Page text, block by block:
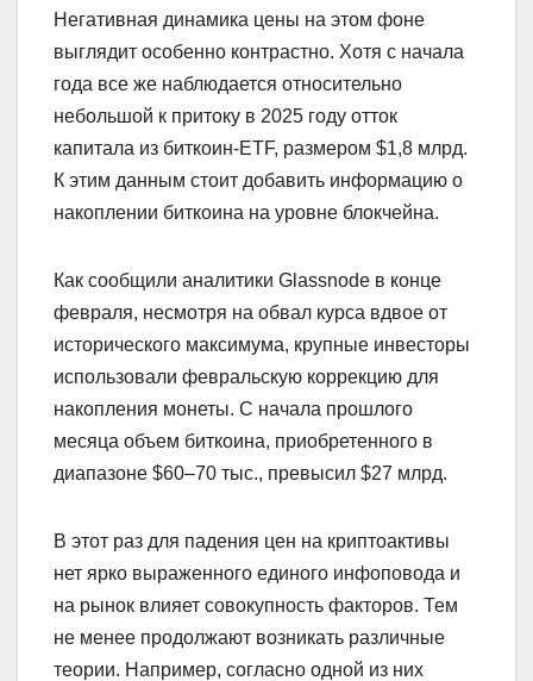
Негативная динамика цены на этом фоне
выглядит особенно контрастно. Хотя с начала
года все же наблюдается относительно
небольшой к притоку в 2025 году отток
капитала из биткоин-ETF, размером $1,8 млрд.
К этим данным стоит добавить информацию о
накоплении биткоина на уровне блокчейна.
Как сообщили аналитики Glassnode в конце
февраля, несмотря на обвал курса вдвое от
исторического максимума, крупные инвесторы
использовали февральскую коррекцию для
накопления монеты. С начала прошлого
месяца объем биткоина, приобретенного в
диапазоне $60–70 тыс., превысил $27 млрд.
В этот раз для падения цен на криптоактивы
нет ярко выраженного единого инфоповода и
на рынок влияет совокупность факторов. Тем
не менее продолжают возникать различные
теории. Например, согласно одной из них